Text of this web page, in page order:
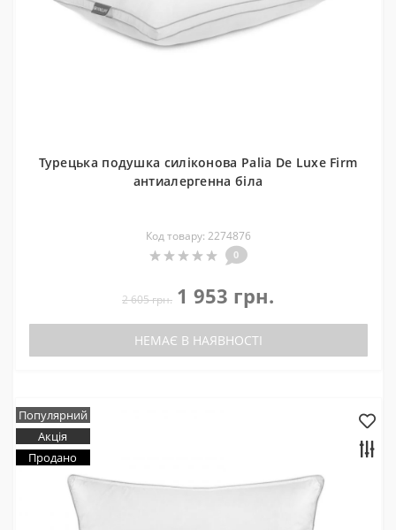
Турецька подушка силіконова Palia De Luxe Firm
антиалергенна біла
Код товару: 2274876
0
2 605 грн. 1 953 грн.
НЕМАЄ В НАЯВНОСТІ
Популярний
Акція
Продано